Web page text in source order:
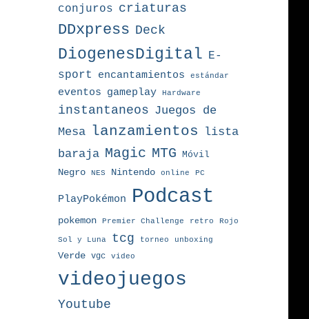
conjuros criaturas
DDxpress Deck
DiogenesDigital E-
sport
encantamientos estándar
eventos gameplay Hardware
instantaneos Juegos de
Mesa
lanzamientos
lista
baraja Magic MTG Móvil
Negro
NES Nintendo online PC
PlayPokémon Podcast
pokemon Premier Challenge retro Rojo
Sol y Luna tcg torneo unboxing
Verde vgc video
videojuegos
Youtube